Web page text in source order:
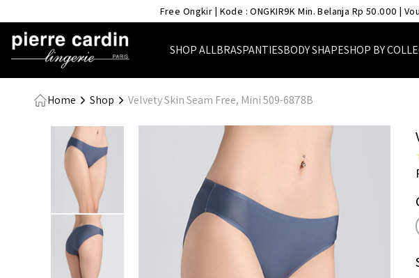
Free Ongkir | Kode : ONGKIR9K Min. Belanja Rp 50.000 |
SHOP ALLBRASPANTIESBODY SHAPESHOP BY
Home Shop Velvety Skin Seam Free, Mini 509-6878B